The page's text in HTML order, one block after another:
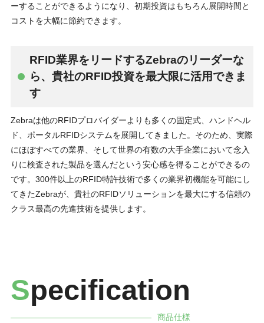
ーすることができるようになり、初期投資はもちろん展開時間と
コストを大幅に節約できます。
RFID業界をリードするZebraのリーダーな
ら、貴社のRFID投資を最大限に活用できま
す
Zebraは他のRFIDプロバイダーよりも多くの固定式、ハンドヘル
ド、ポータルRFIDシステムを展開してきました。そのため、実際
にほぼすべての業界、そして世界の有数の大手企業において念入
りに検査された製品を選んだという安心感を得ることができるの
です。300件以上のRFID特許技術で多くの業界初機能を可能にし
てきたZebraが、貴社のRFIDソリューションを最大にする信頼の
クラス最高の先進技術を提供します。
Specification
商品仕様